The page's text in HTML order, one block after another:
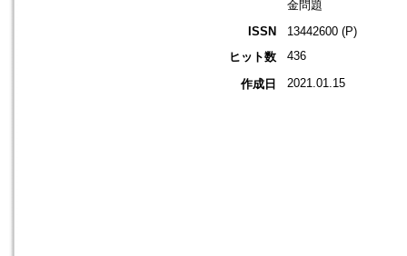
金問題
ISSN
13442600 (P)
ヒット数
436
作成日 2021.01.15